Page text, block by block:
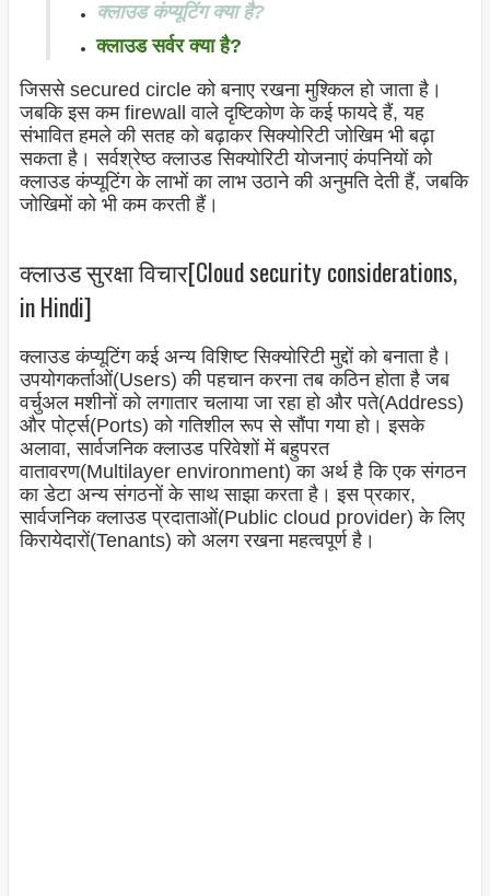
क्लाउड कंप्यूटिंग क्या है?
क्लाउड सर्वर क्या है?
जिससे secured circle को बनाए रखना मुश्किल हो जाता है।
जबकि इस कम firewall वाले दृष्टिकोण के कई फायदे हैं, यह
संभावित हमले की सतह को बढ़ाकरसिक्योरिटीजोखिम भी बढ़ा
सकता है। सर्वश्रेष्ठ क्लाउडसिक्योरिटीयोजनाएं कंपनियों को
क्लाउड कंप्यूटिंग के लाभों का लाभ उठाने की अनुमति देती हैं, जबकि
जोखिमों को भी कम करती हैं।
क्लाउड सुरक्षा विचार[Cloud security considerations,
in Hindi]
क्लाउड कंप्यूटिंग कई अन्य विशिष्टसिक्योरिटीमुद्दों को बनाता है।
उपयोगकर्ताओं(Users) की पहचान करना तब कठिन होता है जब
वर्चुअल मशीनों को लगातार चलाया जा रहा हो और पते(Address)
और पोर्ट्स(Ports) को गतिशील रूप से सौंपा गया हो। इसके
अलावा, सार्वजनिक क्लाउड परिवेशों में बहुपरत
वातावरण(Multilayer environment) का अर्थ है कि एक संगठन
का डेटा अन्य संगठनों के साथ साझा करता है। इस प्रकार,
सार्वजनिक क्लाउड प्रदाताओं(Public cloud provider) के लिए
किरायेदारों(Tenants) को अलग रखना महत्वपूर्ण है।